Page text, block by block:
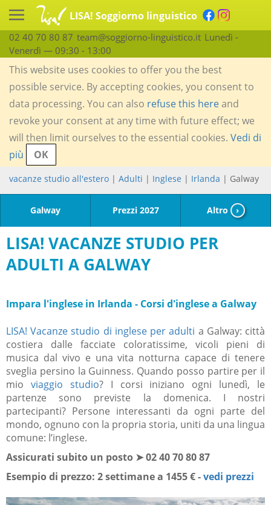
LISA! Soggiorno linguistico
02 40 70 80 87 team@soggiorno-linguistico.it Lunedì -
Venerdì — 09:30 - 13:00
This website uses cookies to offer you the best
possible service. By accepting cookies, you consent to
data processing. You can also refuse this hereand
revoke your consent at any time with future effect; we
will then limit ourselves to the essential cookies. Vedi di
più
OK
vacanze studio all'estero | Adulti | Inglese | Irlanda | Galway
Galway Prezzi 2027 Altro ›
LISA! VACANZE STUDIO PER
ADULTI A GALWAY
Impara l'inglese in Irlanda - Corsi d'inglese a Galway
LISA! Vacanze studio di inglese per adulti a Galway: città
costiera dalle facciate coloratissime, vicoli pieni di
musica dal vivo e una vita notturna capace di tenere
sveglia persino la Guinness. Quando posso partire per il
mio viaggio studio? I corsi iniziano ogni lunedì, le
partenze sono previste la domenica. I nostri
partecipanti? Persone interessanti da ogni parte del
mondo, ognuno con la propria storia, uniti da una lingua
comune: l’inglese.
Assicurati subito un posto ➤ 02 40 70 80 87
Esempio di prezzo: 2 settimane a 1455 €-vedi prezzi